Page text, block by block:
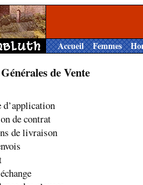
Accueil Femmes
de Vente
d’application
de contrat
de livraison